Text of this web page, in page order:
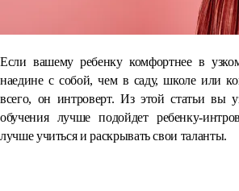
Если вашему ребенку комфортнее в
наедине с собой, чем в саду, школе или
всего, он интроверт. Из этой статьи вы
обучения лучше подойдет ребенку-
лучше учиться и раскрывать свои таланты.